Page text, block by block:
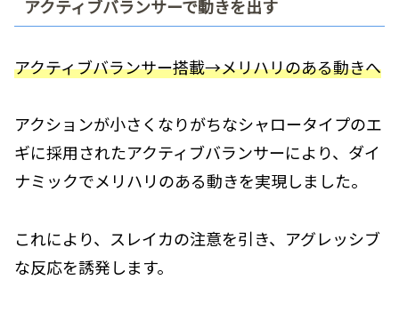
アクティブバランサーで動きを出す
アクティブバランサー搭載→メリハリのある動きへ
アクションが小さくなりがちなシャロータイプのエ
ギに採用されたアクティブバランサーにより、ダイ
ナミックでメリハリのある動きを実現しました。
これにより、スレイカの注意を引き、アグレッシブ
な反応を誘発します。